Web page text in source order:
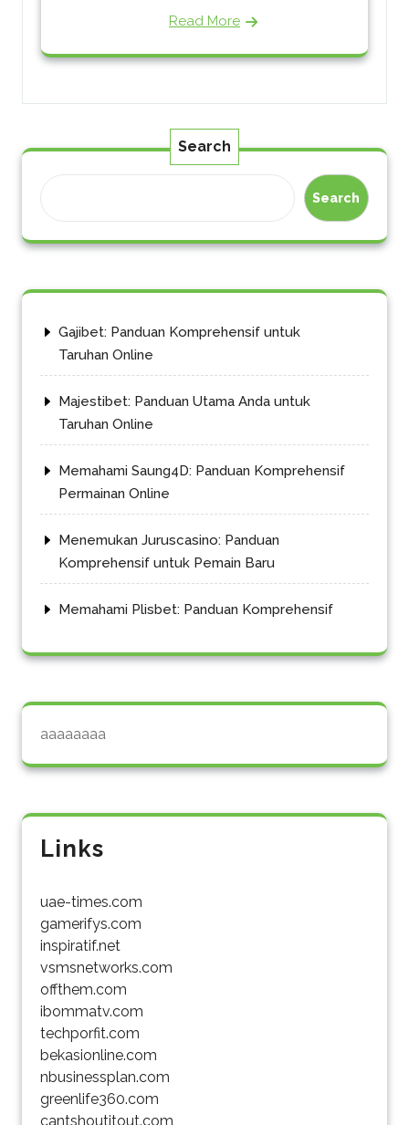
Read More
Search
Search
Gajibet: Panduan Komprehensif untuk
Taruhan Online
Majestibet: Panduan Utama Anda untuk
Taruhan Online
Memahami Saung4D: Panduan Komprehensif
Permainan Online
Menemukan Juruscasino: Panduan
Komprehensif untuk Pemain Baru
Memahami Plisbet: Panduan Komprehensif
aaaaaaaa
Links
uae-times.com
gamerifys.com
inspiratif.net
vsmsnetworks.com
offthem.com
ibommatv.com
techporfit.com
bekasionline.com
nbusinessplan.com
greenlife360.com
cantshoutitout.com